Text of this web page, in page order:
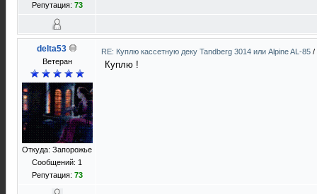
Репутация: 73
delta53
Ветеран
Откуда: Запорожье
Сообщений: 1
Репутация: 73
RE: Куплю кассетную деку Tandberg 3014 или Alpine AL-85 /
Куплю !